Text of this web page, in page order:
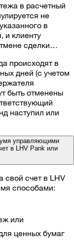
в расчетный
не
в
и клиенту
сделки…
происходят в
дней (с учетом
быть отменены
наступил или
управляющими
в LHV Pank или
свой счет в LHV
способами:
или
ценных бумаг